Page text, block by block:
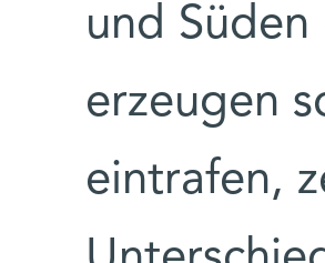
und
erzeugen
eintrafen,